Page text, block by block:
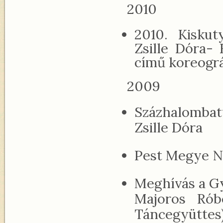
2010
2010.
Zsille Dóra-
című
2009
Zsille Dóra
Pest Megye
Meghívás a
Majoros